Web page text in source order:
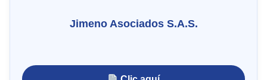
Jimeno Asociados S.A.S.